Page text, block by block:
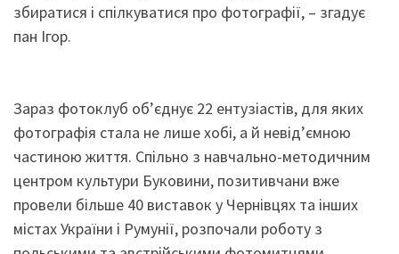
збиратися і спілкуватися про фотографії, – згадує
пан Ігор.
Зараз фотоклуб об’єднує 22 ентузіастів, для яких
фотографія стала не лише хобі, а й невід’ємною
частиною життя. Спільно з навчально-методичним
центром культури Буковини, позитивчани вже
провели більше 40 виставок у Чернівцях та інших
містах України і Румунії, розпочали роботу з